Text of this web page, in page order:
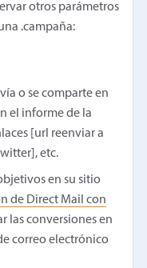
otros parámetros
.campaña:
o se comparte en
el informe de la
[url reenviar a
etc.
en su sitio
de Direct Mail con
las conversiones en
correo electrónico